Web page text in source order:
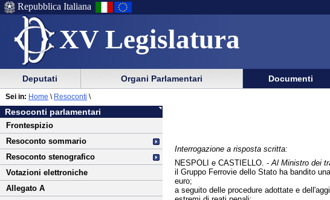
XV Legislatura
Menu
di
ausilio
alla
navigazione
Menu
di
navigazione
principale
Repubblica Italiana
Menu
di
navigazione
principale
menu
di
sezione
Deputati Organi Parlamentari Documenti
Vai
al
contenuto
Resoconti parlamentari
Frontespizio
Resoconto sommario
Resoconto stenografico
Votazioni elettroniche
Allegato A
Sei in: Home \ Resoconti \
Interrogazione a risposta scritta:
NESPOLI e CASTIELLO. - Al Ministro dei
il Gruppo Ferrovie dello Stato ha bandito
euro;
a seguito delle procedure adottate e